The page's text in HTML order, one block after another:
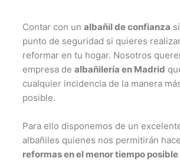
Contar con un albañil de confianza
punto de seguridad si quieres
reformar en tu hogar. Nosotros
empresa de albañilería en Madrid
cualquier incidencia de la manera
posible.
Para ello disponemos de un
albañiles quienes nos permitirán
reformas en el menor tiempo posible